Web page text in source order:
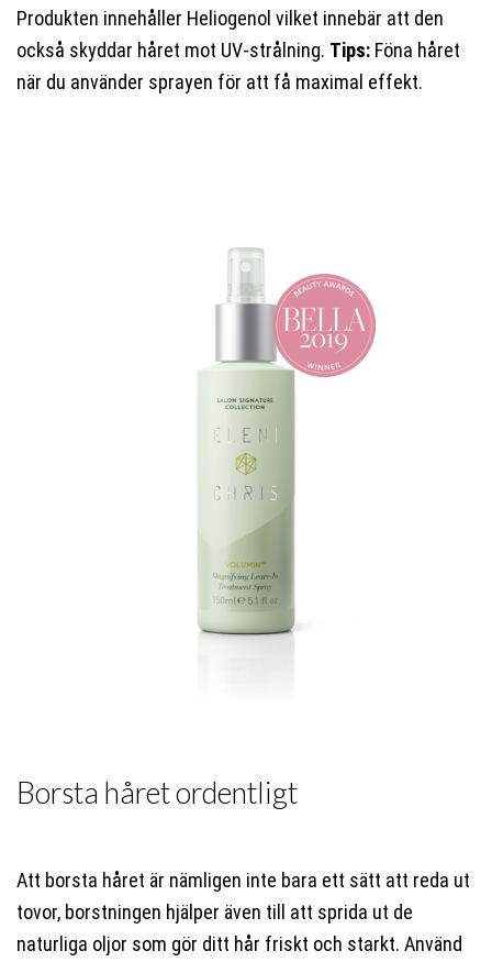
Produkten innehåller Heliogenol vilket innebär att den
också skyddar håret mot UV-strålning. Tips: Föna håret
när du använder sprayen för att få maximal effekt.
Borsta håret ordentligt
Att borsta håret är nämligen inte bara ett sätt att reda ut
tovor, borstningen hjälper även till att sprida ut de
naturliga oljor som gör ditt hår friskt och starkt. Använd